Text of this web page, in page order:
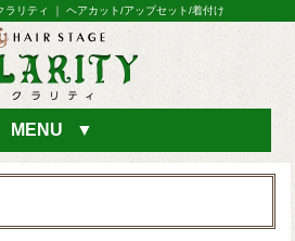
ラリティ ｜ ヘアカット/アップセット/着付け
MENU ▼